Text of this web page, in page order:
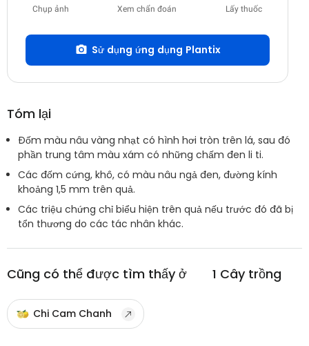
Chụp ảnh Xem chẩn đoán Lấy thuốc
Sử dụng ứng dụng Plantix
Tóm lại
Đốm màu nâu vàng nhạt có hình hơi tròn trên lá, sau đó
phần trung tâm màu xám có những chấm đen li ti.
Các đốm cứng, khô, có màu nâu ngả đen, đường kính
khoảng 1,5 mm trên quả.
Các triệu chứng chỉ biểu hiện trên quả nếu trước đó đã bị
tổn thương do các tác nhân khác.
Cũng có thể được tìm thấy ở 1 Cây trồng
Chi Cam Chanh